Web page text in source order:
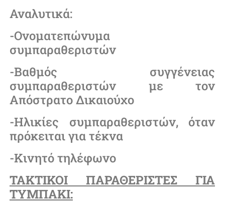
Αναλυτικά:
-Ονοματεπώνυμα
συμπαραθεριστών
-Βαθμός συγγένειας
συμπαραθεριστών με τον
Απόστρατο Δικαιούχο
-Ηλικίες συμπαραθεριστών, όταν
πρόκειται για τέκνα
-Κινητό τηλέφωνο
ΤΑΚΤΙΚΟΙ ΠΑΡΑΘΕΡΙΣΤΕΣ ΓΙΑ
ΤΥΜΠΑΚΙ: